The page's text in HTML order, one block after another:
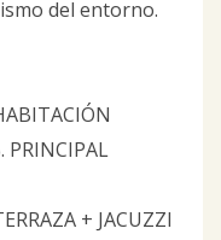
del entorno.
PRINCIPAL
+ JACUZZI